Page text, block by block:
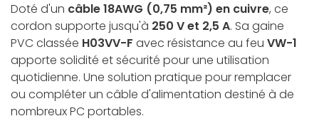
Doté d'un câble 18AWG (0,75 mm²) en cuivre, ce
cordon supporte jusqu'à 250 V et 2,5 A. Sa gaine
PVC classée H03VV-F avec résistance au feu VW-1
apporte solidité et sécurité pour une utilisation
quotidienne. Une solution pratique pour remplacer
ou compléter un câble d'alimentation destiné à de
nombreux PC portables.